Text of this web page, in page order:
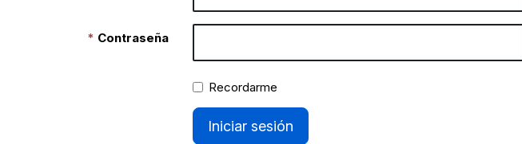
Contraseña
Recordarme
Iniciar sesión